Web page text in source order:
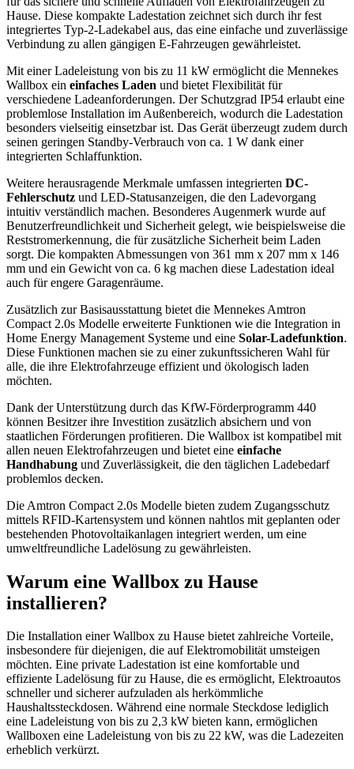
Hause. Diese kompakte Ladestation zeichnet sich durch ihr fest
integriertes Typ-2-Ladekabel aus, das eine einfache und zuverlässige
Verbindung zu allen gängigen E-Fahrzeugen gewährleistet.
Mit einer Ladeleistung von bis zu 11 kW ermöglicht die Mennekes
Wallbox ein einfaches Laden und bietet Flexibilität für
verschiedene Ladeanforderungen. Der Schutzgrad IP54 erlaubt eine
problemlose Installation im Außenbereich, wodurch die Ladestation
besonders vielseitig einsetzbar ist. Das Gerät überzeugt zudem durch
seinen geringen Standby-Verbrauch von ca. 1 W dank einer
integrierten Schlaffunktion.
Weitere herausragende Merkmale umfassen integrierten DC-
Fehlerschutz und LED-Statusanzeigen, die den Ladevorgang
intuitiv verständlich machen. Besonderes Augenmerk wurde auf
Benutzerfreundlichkeit und Sicherheit gelegt, wie beispielsweise die
Reststromerkennung, die für zusätzliche Sicherheit beim Laden
sorgt. Die kompakten Abmessungen von 361 mm x 207 mm x 146
mm und ein Gewicht von ca. 6 kg machen diese Ladestation ideal
auch für engere Garagenräume.
Zusätzlich zur Basisausstattung bietet die Mennekes Amtron
Compact 2.0s Modelle erweiterte Funktionen wie die Integration in
Home Energy Management Systeme und eine Solar-Ladefunktion.
Diese Funktionen machen sie zu einer zukunftssicheren Wahl für
alle, die ihre Elektrofahrzeuge effizient und ökologisch laden
möchten.
Dank der Unterstützung durch das KfW-Förderprogramm 440
können Besitzer ihre Investition zusätzlich absichern und von
staatlichen Förderungen profitieren. Die Wallbox ist kompatibel mit
allen neuen Elektrofahrzeugen und bietet eine einfache
Handhabung und Zuverlässigkeit, die den täglichen Ladebedarf
problemlos decken.
Die Amtron Compact 2.0s Modelle bieten zudem Zugangsschutz
mittels RFID-Kartensystem und können nahtlos mit geplanten oder
bestehenden Photovoltaikanlagen integriert werden, um eine
umweltfreundliche Ladelösung zu gewährleisten.
Warum eine Wallbox zu Hause
installieren?
Die Installation einer Wallbox zu Hause bietet zahlreiche Vorteile,
insbesondere für diejenigen, die auf Elektromobilität umsteigen
möchten. Eine private Ladestation ist eine komfortable und
effiziente Ladelösung für zu Hause, die es ermöglicht, Elektroautos
schneller und sicherer aufzuladen als herkömmliche
Haushaltssteckdosen. Während eine normale Steckdose lediglich
eine Ladeleistung von bis zu 2,3 kW bieten kann, ermöglichen
Wallboxen eine Ladeleistung von bis zu 22 kW, was die Ladezeiten
erheblich verkürzt.